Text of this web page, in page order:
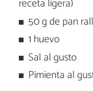
receta ligera)
50 g de pan
1 huevo
Sal al gusto
Pimienta al